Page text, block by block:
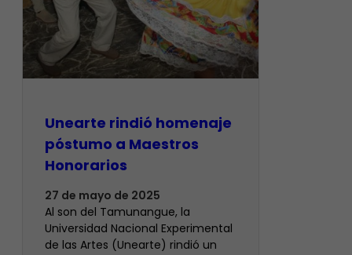
Unearte rindió homenaje
póstumo a Maestros
Honorarios
27 de mayo de 2025
Al son del Tamunangue, la
Universidad Nacional Experimental
de las Artes (Unearte) rindió un